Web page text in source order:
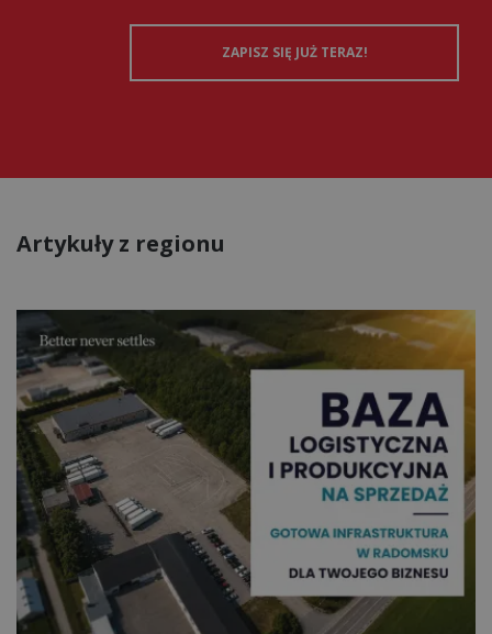
Artykuły z regionu